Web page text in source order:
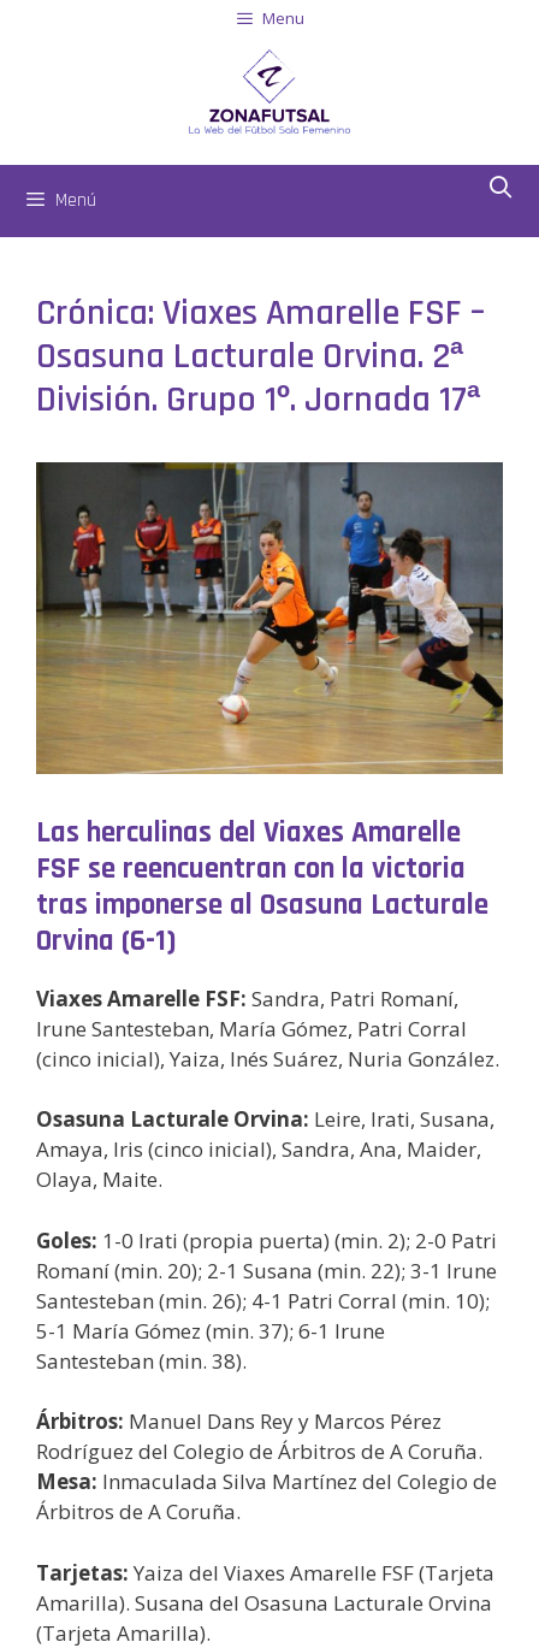
Menu
Menú
Crónica: Viaxes Amarelle FSF –
Osasuna Lacturale Orvina. 2ª
División. Grupo 1º. Jornada 17ª
Las herculinas del Viaxes Amarelle
FSF se reencuentran con la victoria
tras imponerse al Osasuna Lacturale
Orvina (6-1)
Viaxes Amarelle FSF: Sandra, Patri Romaní,
Irune Santesteban, María Gómez, Patri Corral
(cinco inicial), Yaiza, Inés Suárez, Nuria González.
Osasuna Lacturale Orvina: Leire, Irati, Susana,
Amaya, Iris (cinco inicial), Sandra, Ana, Maider,
Olaya, Maite.
Goles: 1-0 Irati (propia puerta) (min. 2); 2-0 Patri
Romaní (min. 20); 2-1 Susana (min. 22); 3-1 Irune
Santesteban (min. 26); 4-1 Patri Corral (min. 10);
5-1 María Gómez (min. 37); 6-1 Irune
Santesteban (min. 38).
Árbitros: Manuel Dans Rey y Marcos Pérez
Rodríguez del Colegio de Árbitros de A Coruña.
Mesa: Inmaculada Silva Martínez del Colegio de
Árbitros de A Coruña.
Tarjetas: Yaiza del Viaxes Amarelle FSF (Tarjeta
Amarilla). Susana del Osasuna Lacturale Orvina
(Tarjeta Amarilla).